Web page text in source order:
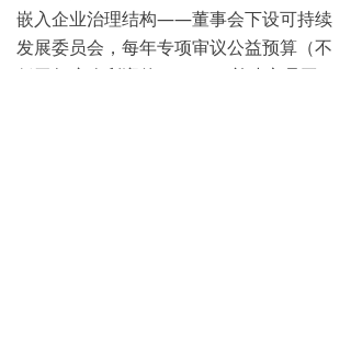
嵌入企业治理结构——董事会下设可持续
发展委员会，每年专项审议公益预算（不
低于年度净利润的1.2%），并建立员工